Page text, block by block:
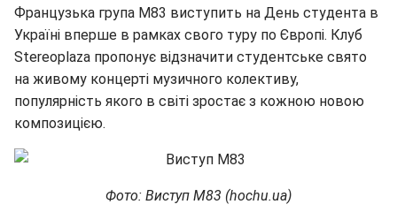
Французька група M83 виступить на День студента в
Україні вперше в рамках свого туру по Європі. Клуб
Stereoplaza пропонує відзначити студентське свято
на живому концерті музичного колективу,
популярність якого в світі зростає з кожною новою
композицією.
Фото: Виступ М83 (hochu.ua)